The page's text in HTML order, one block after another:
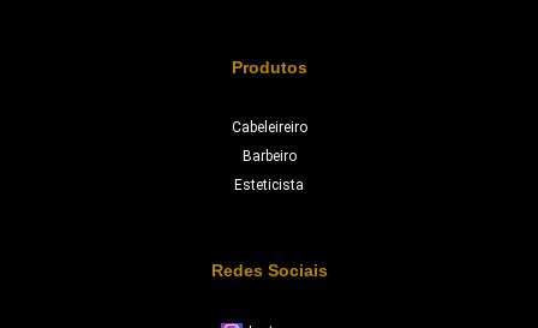
Produtos
Cabeleireiro
Barbeiro
Esteticista
Redes Sociais